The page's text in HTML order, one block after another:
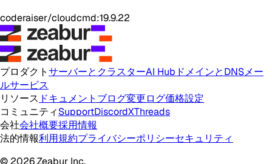
coderaiser/cloudcmd:19.9.22
プロダクトサーバーとクラスターAI Hub ドメインとDNSメー
ルサービス
リソース ドキュメント ブログ変更ログ価格設定
コミュニティSupportDiscordXThreads
会社会社概要採用情報
法的情報利用規約プライバシーポリシーセキュリティ
© 2026 Zeabur Inc.